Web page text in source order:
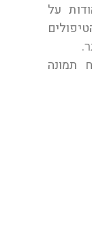
על
תמונה